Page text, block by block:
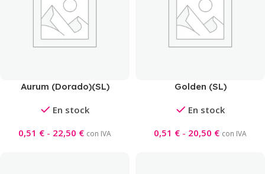
Aurum (Dorado)(SL)
En stock
0,51 € - 22,50 € con IVA
Golden (SL)
En stock
0,51 € - 20,50 € con IVA